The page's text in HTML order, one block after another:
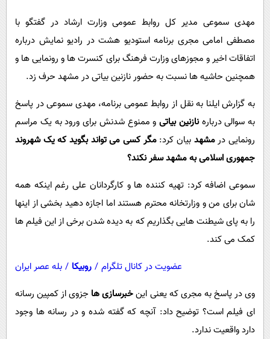
فناوری
حوادث
فرهنگی
بین الملل
اجتماعی
حیات وحش
سیاست خارجی
روانشناسی
آشپزی
مهدی سموعی مدیر کل روابط عمومی وزارت ارشاد در گفتگو با
مصطفی امامی مجری برنامه استودیو هشت در رادیو نمایش درباره
اتفاقات اخیر و مجوزهای وزارت فرهنگ برای کنسرت ها و رونمایی ها و
همچنین حاشیه ها نسبت به حضور نازنین بیاتی در مشهد حرف زد.
به گزارش ایلنا به نقل از روابط عمومی برنامه، مهدی سموعی در پاسخ
به سوالی دربارهنازنین بیاتی و ممنوع شدنش برای ورود به یک مراسم
رونمایی درمشهد بیان کرد:مگر کسی می تواند بگوید که یک شهروند
جمهوری اسلامی به مشهد سفر نکند؟
سموعی اضافه کرد: تهیه کننده ها و کارگردانان علی رغم اینکه همه
شان برای من و وزارتخانه محترم هستند اما اجازه دهید بخشی از اینها
را به پای شیطنت هایی بگذاریم که به دیده شدن برخی از این فیلم ها
کمک می کند.
عضویت در کانال تلگرام / روبیکا / بله عصر ایران
وی در پاسخ به مجری که یعنی اینخبرسازی ها جزوی از کمپین رسانه
ای فیلم است؟ توضیح داد: آنچه که گفته شده و در رسانه ها وجود
دارد واقعیت ندارد.